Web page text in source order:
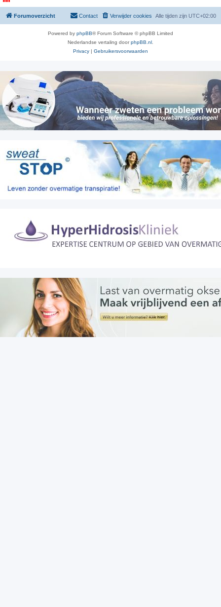
Forumoverzicht Alle tijden zijn UTC+02:00
Verwijder cookies
Contact
Powered by phpBB® Forum Software © phpBB Limited
Nederlandse vertaling doorphpBB.nl
Privacy | Gebruikersvoorwaarden